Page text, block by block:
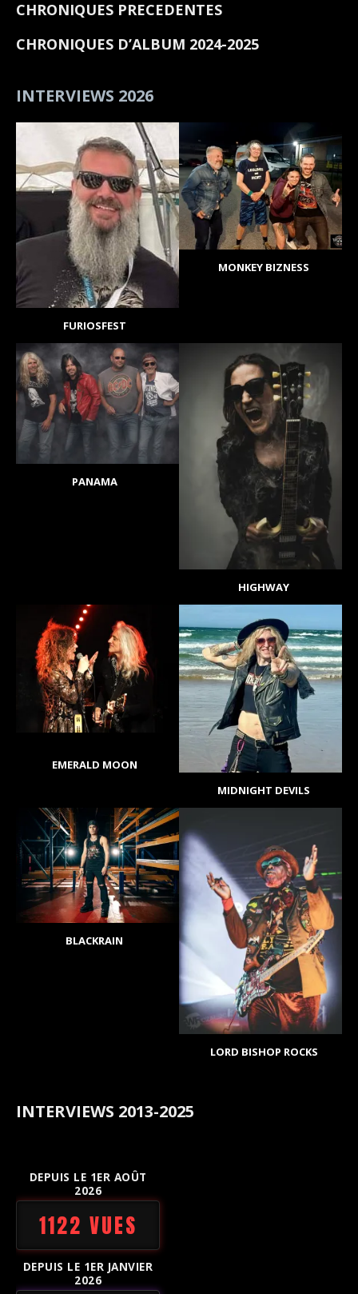
CHRONIQUES PRECEDENTES
CHRONIQUES D’ALBUM 2024-2025
INTERVIEWS 2026
FURIOSFEST
MONKEY BIZNESS
PANAMA
HIGHWAY
EMERALD MOON
MIDNIGHT DEVILS
BLACKRAIN
LORD BISHOP ROCKS
INTERVIEWS 2013-2025
DEPUIS LE 1ER AOÛT
2026
1122 VUES
DEPUIS LE 1ER JANVIER
2026